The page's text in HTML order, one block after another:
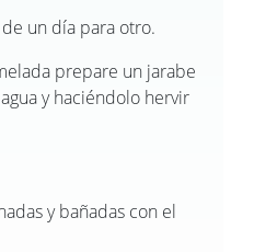
un día para otro.
prepare un jarabe
y haciéndolo hervir
y bañadas con el